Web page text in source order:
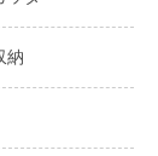
納